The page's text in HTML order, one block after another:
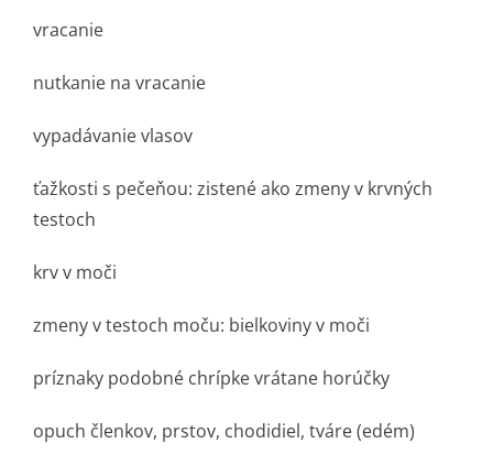
vracanie
nutkanie na vracanie
vypadávanie vlasov
ťažkosti s pečeňou: zistené ako zmeny v krvných
testoch
krv v moči
zmeny v testoch moču: bielkoviny v moči
príznaky podobné chrípke vrátane horúčky
opuch členkov, prstov, chodidiel, tváre (edém)